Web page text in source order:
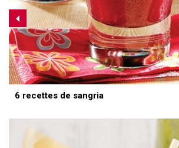
6 recettes de sangria